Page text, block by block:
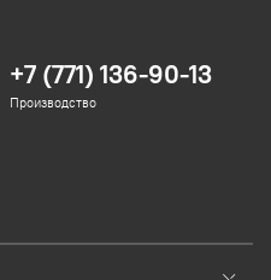
+7 (771) 136-90-13
Производство